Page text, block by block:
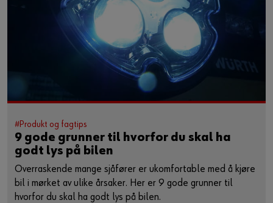
#Produkt og fagtips
9 gode grunner til hvorfor du skal ha
godt lys på bilen
Overraskende mange sjåfører er ukomfortable med å kjøre
bil i mørket av ulike årsaker. Her er 9 gode grunner til
hvorfor du skal ha godt lys på bilen.